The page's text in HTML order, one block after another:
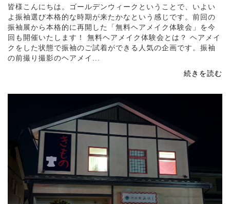
皆様こんにちは。ゴールデンウィークということで、いよい
よ振袖選び本格的な時期が来たかなという感じです。前回の
振袖展から本格的に再開した「無料ヘアメイク体験会」を今
回も開催いたします！ 無料ヘアメイク体験会とは？ ヘアメイ
クをした状態で振袖のご試着ができる人気の企画です。振袖
の前撮り撮影のヘアメイ...
続きを読む